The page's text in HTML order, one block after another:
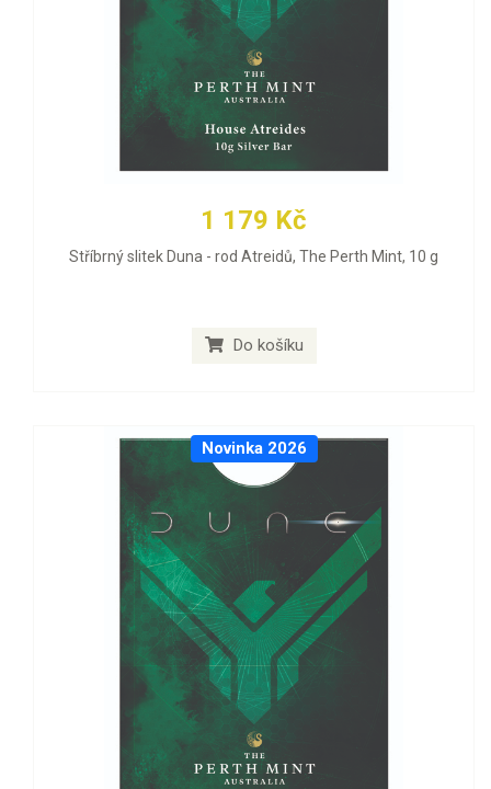
1 179 Kč
Stříbrný slitek Duna - rod Atreidů, The Perth Mint, 10 g
Do košíku
Novinka 2026